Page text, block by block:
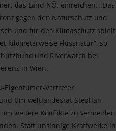
das Land NÖ, einreichen. „Das
gegen den Naturschutz und
und für den Klimaschutz spielt
kilometerweise Flussnatur“, so
und Riverwatch bei
in Wien.
Eigentümer-Vertreter
Um-weltlandesrat Stephan
um weitere Konflikte zu vermeiden
Statt unsinnige Kraftwerke in